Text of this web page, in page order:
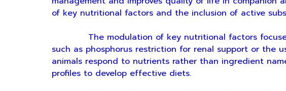
of key nutritional factors and the inclusion of active
The modulation of key nutritional factors focuses
such as phosphorus restriction for renal support or the
animals respond to nutrients rather than ingredient
profiles to develop effective diets.